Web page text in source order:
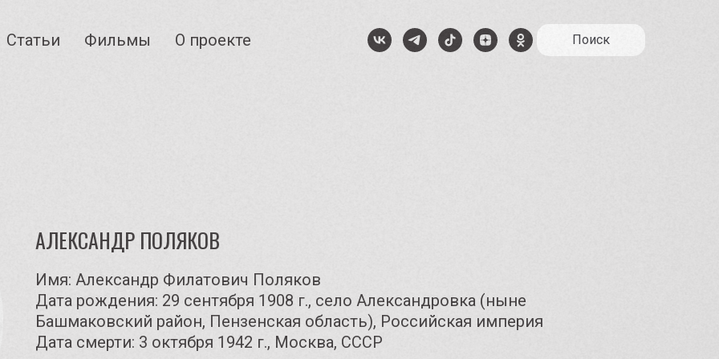
Статьи Фильмы О проекте Поиск
АЛЕКСАНДР ПОЛЯКОВ
Имя: Александр Филатович Поляков
Дата рождения: 29 сентября 1908 г., село Александровка (ныне
Башмаковский район, Пензенская область), Российская империя
Дата смерти: 3 октября 1942 г., Москва, СССР